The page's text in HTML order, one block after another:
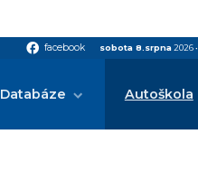
facebook facebook sobota 8.srpna 2026•
Databáze Autoškola